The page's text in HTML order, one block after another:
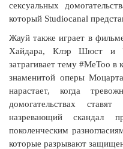
сексуальных
который Studiocanal
Жауй также играет в
Хайдара, Клэр Шюст и
затрагивает тему #MeToo в
знаменитой оперы
нарастает, когда
домогательствах
назревающий скандал
поколенческим
которые разрывают